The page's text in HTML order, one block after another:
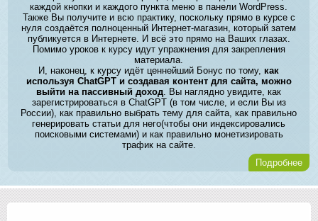
каждой кнопки и каждого пункта меню в панели WordPress.
Также Вы получите и всю практику, поскольку прямо в курсе с
нуля создаётся полноценный Интернет-магазин, который затем
публикуется в Интернете. И всё это прямо на Ваших глазах.
Помимо уроков к курсу идут упражнения для закрепления
материала.
И, наконец, к курсу идёт ценнейший Бонус по тому,как
используя ChatGPT и создавая контент для сайта, можно
выйти на пассивный доход. Вы наглядно увидите, как
зарегистрироваться в ChatGPT (в том числе, и если Вы из
России), как правильно выбрать тему для сайта, как правильно
генерировать статьи для него(чтобы они индексировались
поисковыми системами) и как правильно монетизировать
трафик на сайте.
Подробнее